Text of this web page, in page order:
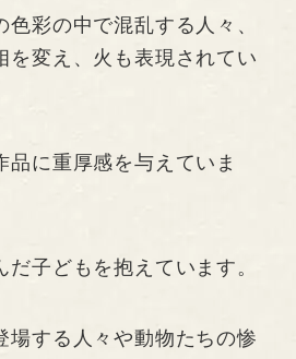
彩の中で混乱する人々、
を変え、火も表現されてい
品に重厚感を与えていま
子どもを抱えています。
場する人々や動物たちの惨